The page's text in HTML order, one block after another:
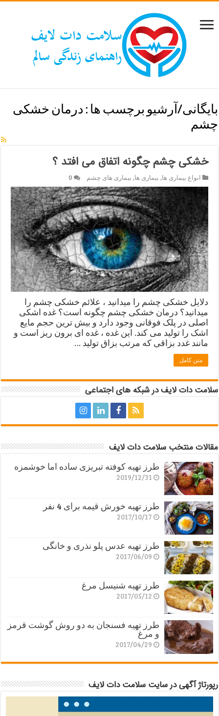
بایگانی/آرشیو برچسب ها : درمان خشکی
چشم
خشکی چشم چگونه اتفاق می افتد ؟
انواع بیماری ها, بیماری ها, بیماری های چشم 0
دلایل خشکی چشم را میدانید ، علائم خشکی چشم را
میدانید؟ درمان خشکی چشم چگونه است؟ غده اشکی
اصلی در پلک فوقانی وجود دارد و بیش ترین حجم مایع
اشک را تولید می کند. این غده ، غده ای برون ریز است و
مانند غدد بزاقی که مرتب بزاق تولید …
متن کامل
سلامت دات لایف در شبکه های اجتماعی
مقالات منتخب سلامت دات لایف
طرز تهیه کوفته تبریزی ساده اما خوشمزه
2019/12/31
طرز تهیه خورش قیمه برای 4 نفر
2017/10/17
طرز تهیه عدس پلو نذری و خانگی
2017/06/09
طرز تهیه شنیسل مرغ
2017/05/12
طرز تهیه فسنجان به دو روش گوشت قرمز
و مرغ
2017/04/29
رپورتاژ آگهی در سایت سلامت دات لایف